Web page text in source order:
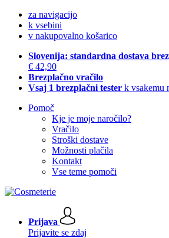
za navigacijo
k vsebini
v nakupovalno košarico
Slovenija: standardna dostava
€ 42,90
Brezplačno vračilo
Vsaj 1 brezplačni tester k vsakemu
Pomoč
Kje je moje naročilo?
Vračilo
Stroški dostave
Možnosti plačila
Kontakt
Vse teme pomoči
Prijava
Prijavite se zdaj